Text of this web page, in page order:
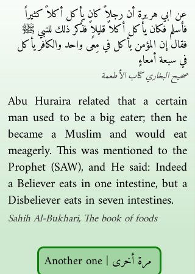
عن ابي هريرة أن رجلاً كان يأكل أكلاً كثيراً
فأسلم فكان يأكل أكلاً قليلاً فذُكر ذلك للنبي ﷺ
فقال إن المؤمن يأكل في مِعًى واحد والكافر يأكل
في سبعة أمعاءٍ
صحيح البخاري كتاب الأطعمة
Abu Huraira related that a certain
man used to be a big eater; then he
became a Muslim and would eat
meagerly. This was mentioned to the
Prophet (SAW), and He said: Indeed
a Believer eats in one intestine, but a
Disbeliever eats in seven intestines.
Sahih Al-Bukhari, The book of foods
Another one | مرة أخرى